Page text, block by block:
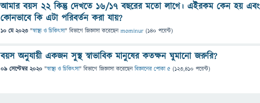
আমার বয়স ২২ কিন্তু দেখতে ১৬/১৭ বছরের মতো লাগে। এইরকম কেন হয় এবং
কোনভাবে কি এটা পরিবর্তন করা যায়?
10 মে 2023 "স্বাস্থ্য ও চিকিৎসা" বিভাগে জিজ্ঞাসাকরেছেনmominur (140 পয়েন্ট)
বয়স অনুযায়ী একজন সুস্থ স্বাভাবিক মানুষের কতক্ষন ঘুমানো জরুরি?
09 সেপ্টেম্বর 2020 "স্বাস্থ্য ও চিকিৎসা" বিভাগে জিজ্ঞাসাকরেছেনবিজ্ঞানের পোকা ৫ (123,410 পয়েন্ট)